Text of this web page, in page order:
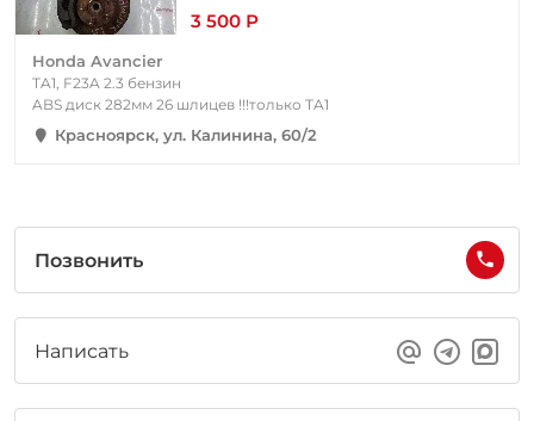
3 500 Р
Honda Avancier
TA1, F23A 2.3 бензин
ABS диск 282мм 26 шлицев !!!только TA1
Красноярск, ул. Калинина, 60/2
Позвонить
Написать